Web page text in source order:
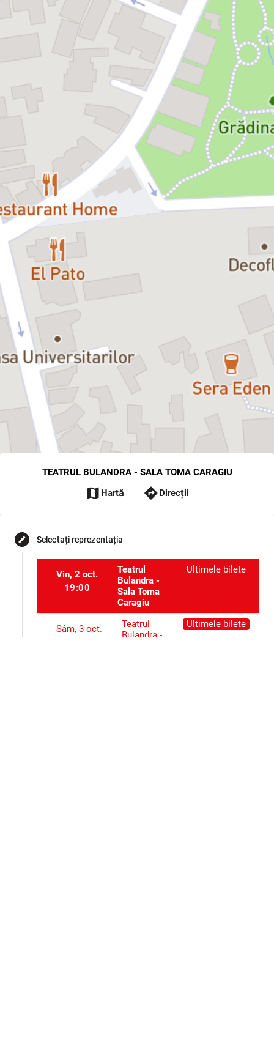
Distribuție:
Vlad Zamfirescu (Oedip)
Cerasela Iosifescu (Iocasta)
Andi Vasluianu (Creon)
Manuela Ciucur (Merope)
Adrian Ciobanu (Corin)
Andrada Corlat / Ilinca Neacșu / Teodora Crișan (Antigona / Lycas)
Matei Constantin / Tiberius Zavelea (Eteocle)
Radu Ștefan Bănică / Eduard Chimac (Polinike)
TEATRUL BULANDRA - SALA TOMA CARAGIU
map Hartă directionsDirecții
edit Selectați reprezentația
Vin, 2 oct.
19:00
Teatrul
Bulandra -
Sala Toma
Caragiu
Ultimele bilete
Sâm, 3 oct.
Teatrul
Bulandra -
Ultimele bilete